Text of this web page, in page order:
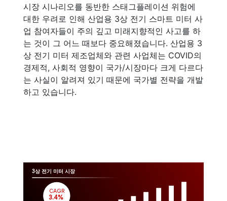
시장 시나리오를 동반한 스태그플레이션 위험에
대한 우려로 인해 산업용 3상 전기 스마트 미터 사
업 참여자들이 주의 깊고 미래지향적인 사고를 하
는 것이 그 어느 때보다 중요해졌습니다. 산업용 3
상 전기 미터 제조업체와 관련 사업체는 COVID의
경제적, 사회적 영향이 국가/시장마다 크게 다르다
는 사실이 알려져 있기 때문에 국가별 전략을 개발
하고 있습니다.
3상 전기 미터 시장
CAGR
3.4%